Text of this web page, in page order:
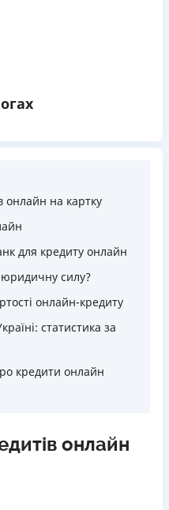
онлайн на картку
для кредиту онлайн
силу?
онлайн-кредиту
статистика за
кредити онлайн
онлайн